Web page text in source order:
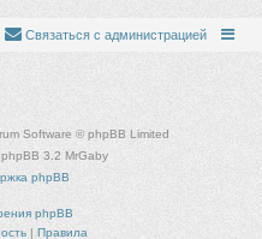
Связаться с администрацией
Software © phpBB Limited
3.2 MrGaby
phpBB
phpBB
| Правила